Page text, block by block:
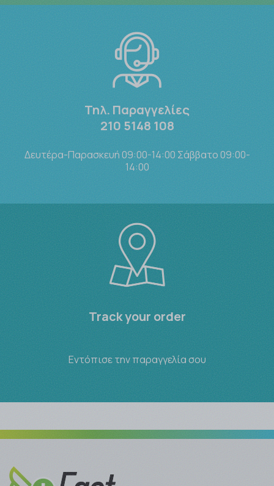
Τηλ. Παραγγελίες
210 5148 108
Δευτέρα-Παρασκευή 09:00-14:00 Σάββατο 09:00-
14:00
Track your order
Εντόπισε την παραγγελία σου